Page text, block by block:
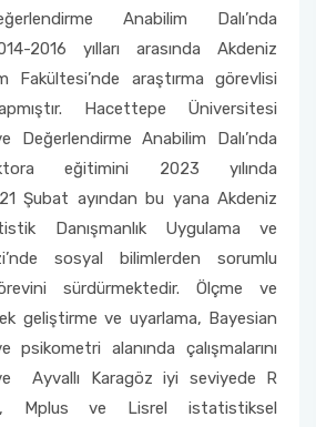
Anabilim Dalı’nda
2016 yılları arasında Akdeniz
Fakültesi’nde araştırma görevlisi
Hacettepe Üniversitesi
Değerlendirme Anabilim Dalı’nda
eğitimini 2023 yılında
Şubat ayından bu yana Akdeniz
Danışmanlık Uygulama ve
sosyal bilimlerden sorumlu
sürdürmektedir. Ölçme ve
geliştirme ve uyarlama, Bayesian
alanında çalışmalarını
Ayvallı Karagöz iyi seviyede R
Mplus ve Lisrel istatistiksel